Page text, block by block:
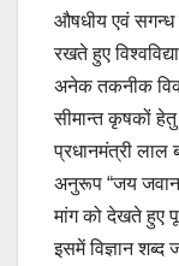
औषधीय एवं सगन्ध
रखते हुए
अनेक तकनीक
सीमान्त कृषकों
प्रधानमंत्री लाल
अनुरूप “जय
मांग को देखते हुए
इसमें विज्ञान शब्द